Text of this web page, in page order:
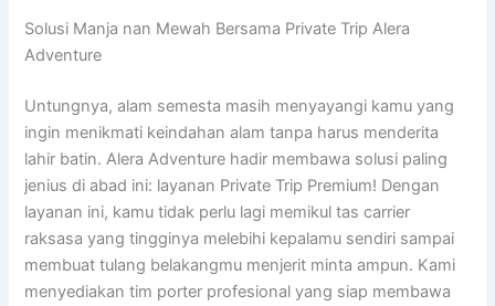
Solusi Manja nan Mewah Bersama Private Trip Alera
Adventure
Untungnya, alam semesta masih menyayangi kamu yang
ingin menikmati keindahan alam tanpa harus menderita
lahir batin. Alera Adventure hadir membawa solusi paling
jenius di abad ini: layanan Private Trip Premium! Dengan
layanan ini, kamu tidak perlu lagi memikul tas carrier
raksasa yang tingginya melebihi kepalamu sendiri sampai
membuat tulang belakangmu menjerit minta ampun. Kami
menyediakan tim porter profesional yang siap membawa